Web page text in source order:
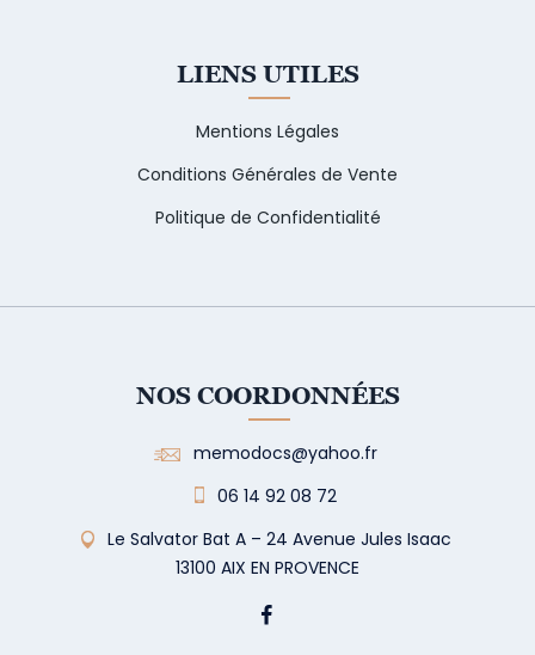
LIENS UTILES
Mentions Légales
Conditions Générales de Vente
Politique de Confidentialité
NOS COORDONNÉES
memodocs@yahoo.fr
06 14 92 08 72
Le Salvator Bat A – 24 Avenue Jules Isaac
13100 AIX EN PROVENCE